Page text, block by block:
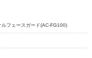
フェースガード(AC-FG100)